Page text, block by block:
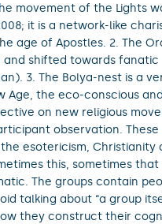
movement of the Lights
it is a network-like
age of Apostles. 2. The
and shifted towards fanatic
3. The Bolya-nest is a
Age, the eco-conscious
on new religious
observation. These
esotericism, Christianity
this, sometimes that
The groups contain
talking about “a group
they construct their